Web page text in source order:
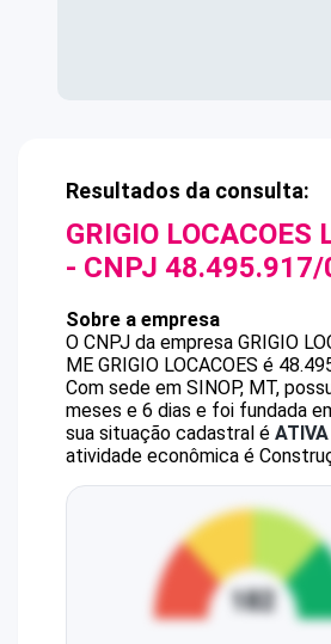
Resultados da consulta:
GRIGIO LOCACOES
- CNPJ
Sobre a empresa
O CNPJ da empresa GRIGIO
ME GRIGIO LOCACOES é
Com sede em SINOP, MT,
meses e 6 dias e foi fundada
sua situação cadastral é ATIVA
atividade econômica é